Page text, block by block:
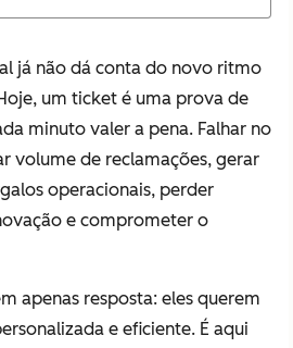
já não dá conta do novo ritmo
um ticket é uma prova de
minuto valer a pena. Falhar no
volume de reclamações, gerar
operacionais, perder
e comprometer o
apenas resposta: eles querem
e eficiente. É aqui